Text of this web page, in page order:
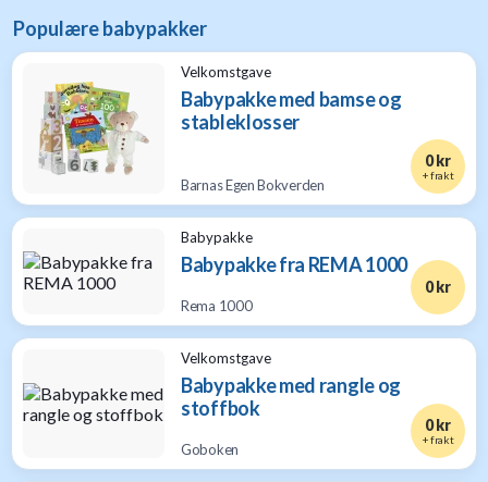
Populære babypakker
Velkomstgave
Babypakke med bamse og
stableklosser
Barnas Egen Bokverden
0 kr
+ frakt
Babypakke
Babypakke fra REMA 1000
Rema 1000
0 kr
Velkomstgave
Babypakke med rangle og
stoffbok
Goboken
0 kr
+ frakt